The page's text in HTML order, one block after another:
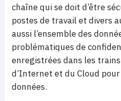
chaîne qui se doit d’être
postes de travail et divers
aussi l’ensemble des
problématiques de
enregistrées dans les
d’Internet et du Cloud
données.